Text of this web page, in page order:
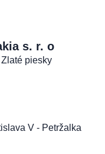
s. r. o
piesky
V - Petržalka